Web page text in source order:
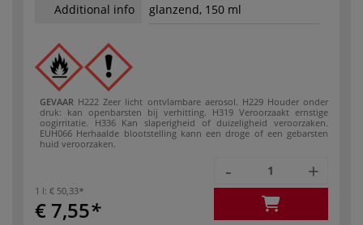
Additional info glanzend, 150 ml
GEVAAR H222 Zeer licht ontvlambare aerosol. H229 Houder onder
druk: kan openbarsten bij verhitting. H319 Veroorzaakt ernstige
oogirritatie.
H336 Kan slaperigheid of duizeligheid veroorzaken.
EUH066 Herhaalde blootstelling kann een droge of een gebarsten
huid veroorzaken.
1 l: € 50,33
€ 7,55
- +